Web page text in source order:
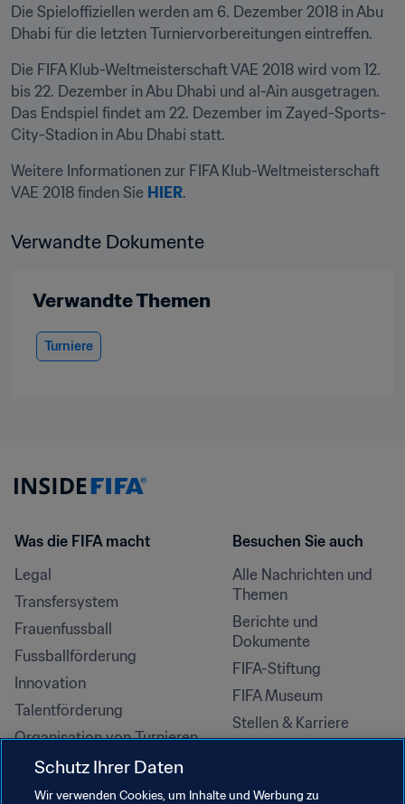
Die Spieloffiziellen werden am 6. Dezember 2018 in Abu
Dhabi für die letzten Turniervorbereitungen eintreffen.
Die FIFA Klub-Weltmeisterschaft VAE 2018 wird vom 12.
bis 22. Dezember in Abu Dhabi und al-Ain ausgetragen.
Das Endspiel findet am 22. Dezember im Zayed-Sports-
City-Stadion in Abu Dhabi statt.
Weitere Informationen zur FIFA Klub-Weltmeisterschaft
VAE 2018 finden Sie HIER.
Verwandte Dokumente
Verwandte Themen
Turniere
Was die FIFA macht
Legal
Transfersystem
Frauenfussball
Fussballförderung
Innovation
Talentförderung
Organisation von Turnieren
Nachhaltigkeit
Menschenrechte und
Besuchen Sie auch
Alle Nachrichten und
Themen
Berichte und
Dokumente
FIFA-Stiftung
FIFA Museum
Stellen & Karriere
Schutz Ihrer Daten
Wir verwenden Cookies, um Inhalte und Werbung zu